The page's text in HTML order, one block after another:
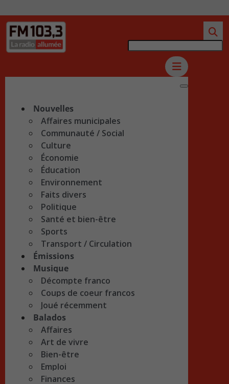
Nouvelles
Affaires municipales
Communauté / Social
Culture
Économie
Éducation
Environnement
Faits divers
Politique
Santé et bien-être
Sports
Transport / Circulation
Émissions
Musique
Décompte franco
Coups de coeur francos
Joué récemment
Balados
Affaires
Art de vivre
Bien-être
Emploi
Finances